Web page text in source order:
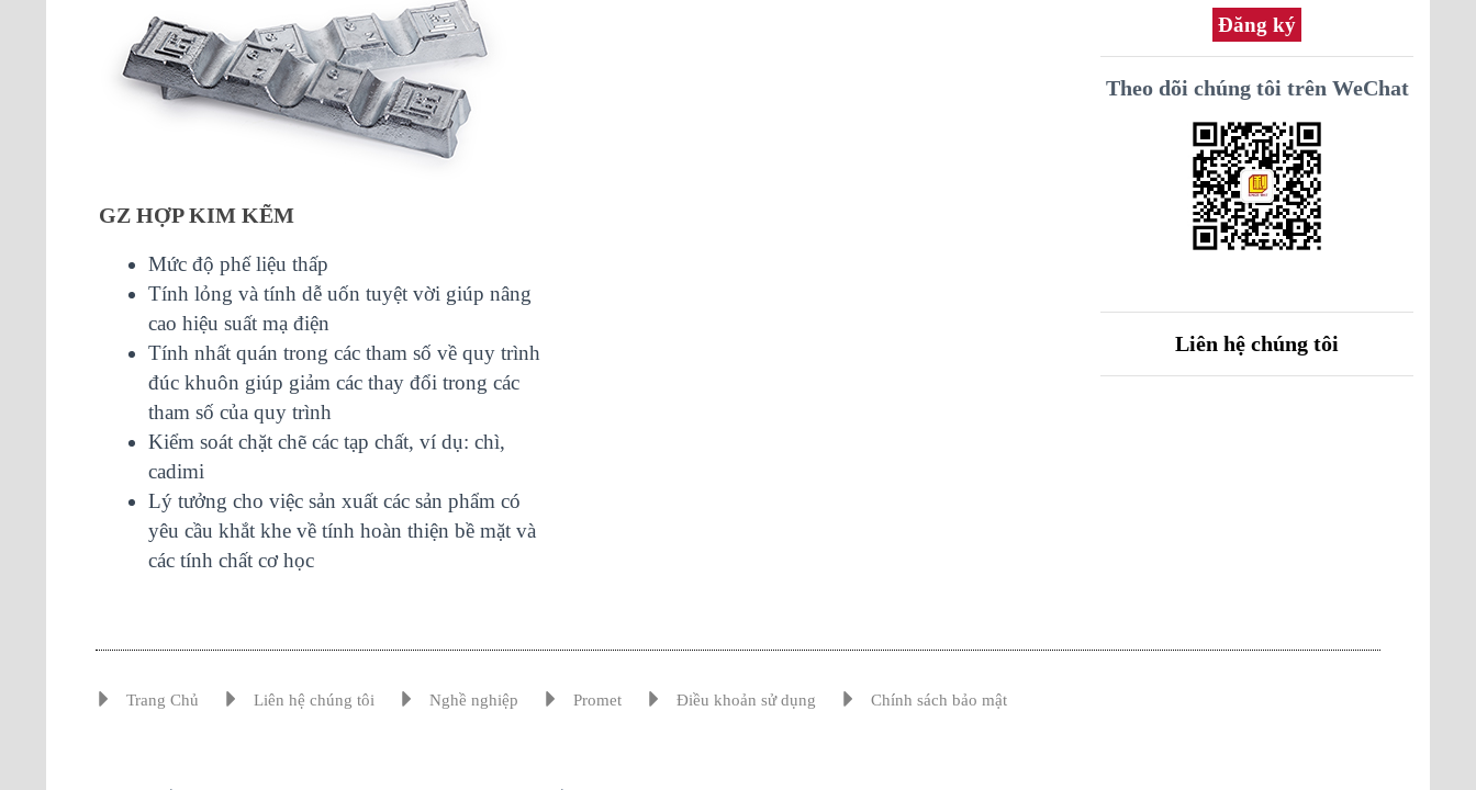
GZ HỢP KIM KẼM
Mức độ phế liệu thấp
Tính lỏng và tính dễ uốn tuyệt vời giúp nâng
cao hiệu suất mạ điện
Tính nhất quán trong các tham số về quy trình
đúc khuôn giúp giảm các thay đổi trong các
tham số của quy trình
Kiểm soát chặt chẽ các tạp chất, ví dụ: chì,
cadimi
Lý tưởng cho việc sản xuất các sản phẩm có
yêu cầu khắt khe về tính hoàn thiện bề mặt và
các tính chất cơ học
Đăng ký
Theo dõi chúng tôi trên WeChat
Liên hệ chúng tôi
Trang Chủ Liên hệ chúng tôi Nghề nghiệp Promet Điều khoản sử dụng Chính sách bảo mật